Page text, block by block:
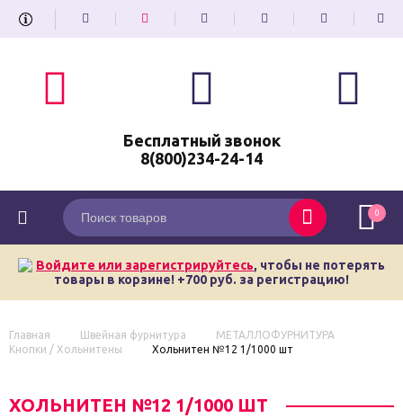
Бесплатный звонок
8(800)234-24-14
0
Войдите или зарегистрируйтесь, чтобы не потерять
товары в корзине! +700 руб. за регистрацию!
Главная Швейная фурнитура
МЕТАЛЛОФУРНИТУРА
Кнопки / Хольнитены
Хольнитен №12 1/1000 шт
ХОЛЬНИТЕН №12 1/1000 ШТ